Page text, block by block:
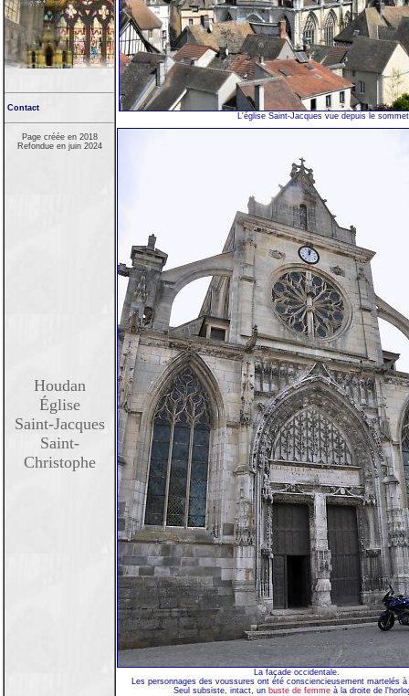
Contact
Page créée en 2018
Refondue en juin 2024
Houdan
Église
Saint-Jacques
Saint-
Christophe
L'église Saint-Jacques vue depuis le
La façade occidentale.
Les personnages des voussures ont été consciencieusement martelés
Seul subsiste, intact, un buste de femme à la droite de